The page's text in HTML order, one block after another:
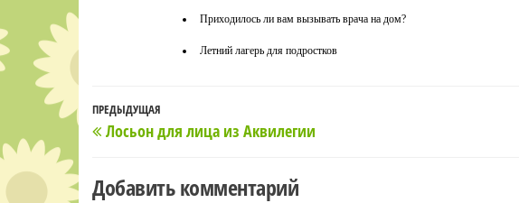
Приходилось ли вам вызывать врача на дом?
Летний лагерь для подростков
Навигация
по
записям
Предыдущая
запись
ПРЕДЫДУЩАЯ
Лосьон для лица из Аквилегии
Добавить комментарий